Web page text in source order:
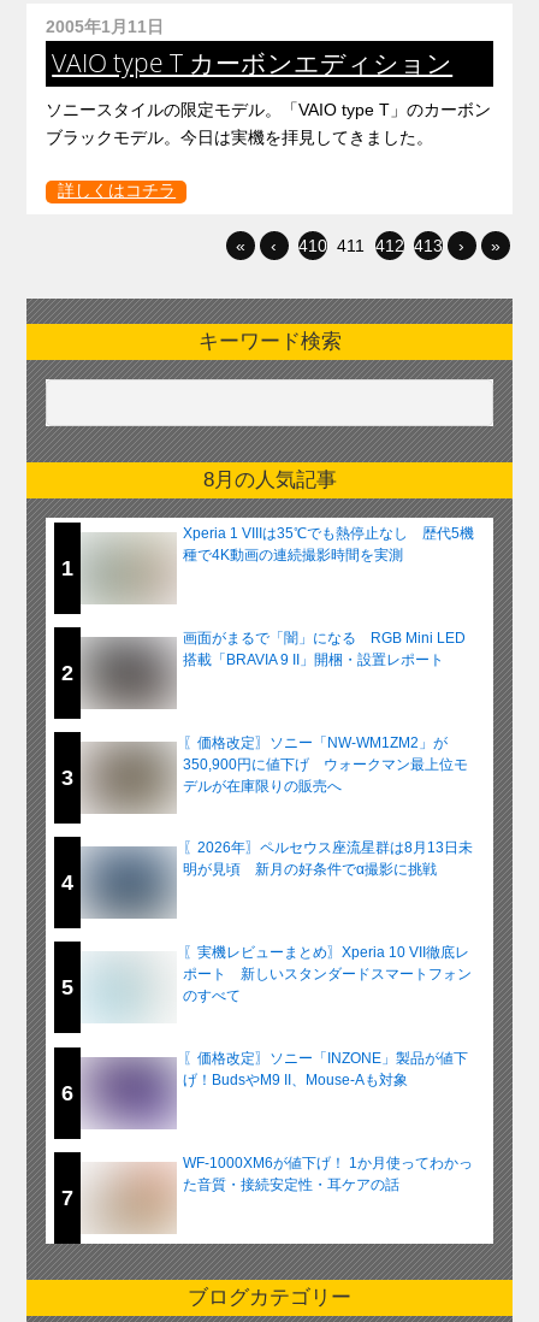
2005年1月11日
VAIO type T カーボンエディション
ソニースタイルの限定モデル。「VAIO type T」のカーボン
ブラックモデル。今日は実機を拝見してきました。
詳しくはコチラ
« ‹ 410 411 412 413 › »
キーワード検索
8月の人気記事
1
Xperia 1 VIIIは35℃でも熱停止なし 歴代5機
種で4K動画の連続撮影時間を実測
2
画面がまるで「闇」になる RGB Mini LED
搭載「BRAVIA 9 II」開梱・設置レポート
3
〖価格改定〗ソニー「NW-WM1ZM2」が
350,900円に値下げ ウォークマン最上位モ
デルが在庫限りの販売へ
4
〖2026年〗ペルセウス座流星群は8月13日未
明が見頃 新月の好条件でα撮影に挑戦
5
〖実機レビューまとめ〗Xperia 10 VII徹底レ
ポート 新しいスタンダードスマートフォン
のすべて
6
〖価格改定〗ソニー「INZONE」製品が値下
げ！BudsやM9 II、Mouse-Aも対象
7
WF-1000XM6が値下げ！ 1か月使ってわかっ
た音質・接続安定性・耳ケアの話
ブログカテゴリー